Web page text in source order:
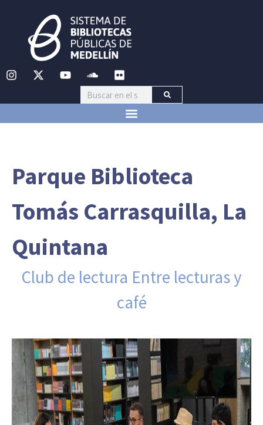
Parque Biblioteca
Tomás Carrasquilla, La
Quintana
Club de lectura Entre lecturas y
café